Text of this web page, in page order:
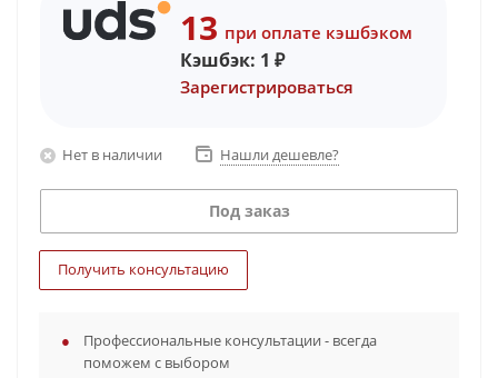
13 при оплате кэшбэком
Кэшбэк: 1 ₽
Зарегистрироваться
Нет в наличии Нашли дешевле?
Под заказ
Получить консультацию
Профессиональные консультации - всегда
поможем с выбором